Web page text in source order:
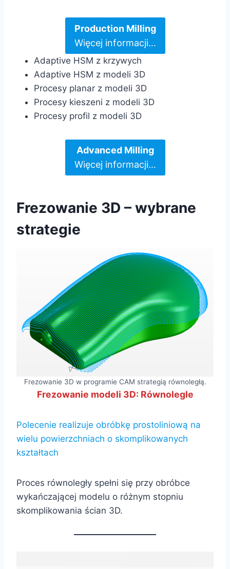
Production Milling
Więcej informacji…
Adaptive HSM z krzywych
Adaptive HSM z modeli 3D
Procesy planar z modeli 3D
Procesy kieszeni z modeli 3D
Procesy profil z modeli 3D
Advanced Milling
Więcej informacji…
Frezowanie 3D – wybrane
strategie
Frezowanie 3D w programie CAM strategią równoległą.
Frezowanie modeli 3D: Równolegle
Polecenie realizuje obróbkę prostoliniową na
wielu powierzchniach o skomplikowanych
kształtach
Proces równoległy spełni się przy obróbce
wykańczającej modelu o różnym stopniu
skomplikowania ścian 3D.